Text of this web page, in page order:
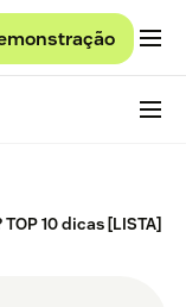
10 dicas [LISTA]